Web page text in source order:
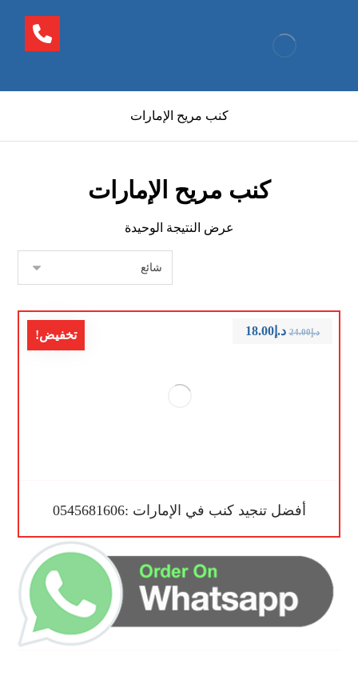
كنب مريح الإمارات
كنب مريح الإمارات
عرض النتيجة الوحيدة
تخفيض!
أفضل تنجيد كنب في الإمارات :0545681606
د.إ24.00 د.إ18.00